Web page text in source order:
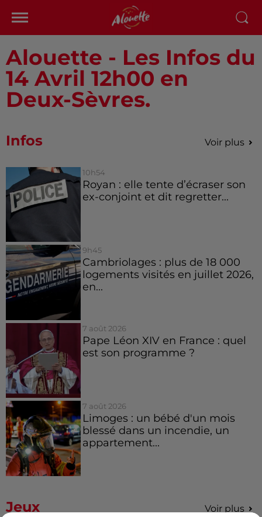
Alouette - Les Infos du
14 Avril 12h00 en
Deux-Sèvres.
Infos Voir plus
10h54
Royan : elle tente d’écraser son
ex-conjoint et dit regretter...
9h45
Cambriolages : plus de 18 000
logements visités en juillet 2026,
en...
7 août 2026
Pape Léon XIV en France : quel
est son programme ?
7 août 2026
Limoges : un bébé d'un mois
blessé dans un incendie, un
appartement...
Jeux Voir plus